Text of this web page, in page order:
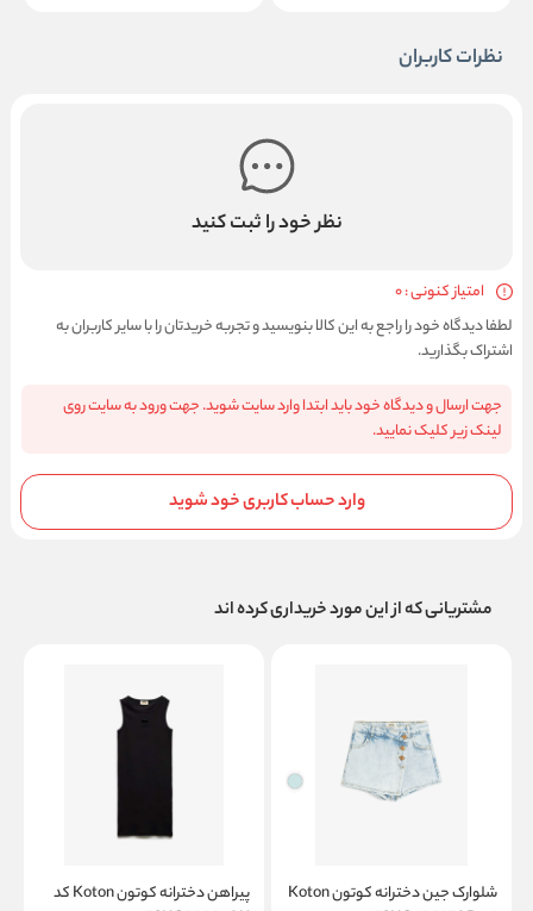
نظرات کاربران
نظر خود را ثبت کنید
امتیاز کنونی : 0
لطفا دیدگاه خود را راجع به این کالا بنویسید و تجربه خریدتان را با سایر کاربران به
اشتراک بگذارید.
جهت ارسال و دیدگاه خود باید ابتدا وارد سایت شوید. جهت ورود به سایت روی
لینک زیر کلیک نمایید.
وارد حساب کاربری خود شوید
مشتریانی که از این مورد خریداری کرده اند
شلوارک جین دخترانه کوتون Koton
پیراهن دخترانه کوتون Koton کد